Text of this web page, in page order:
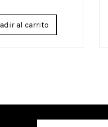
al carrito